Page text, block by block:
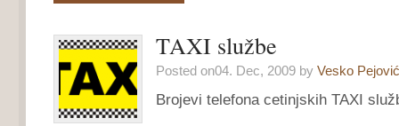
TAXI službe
Posted on04. Dec, 2009 by Vesko Pejović
Brojevi telefona cetinjskih TAXI